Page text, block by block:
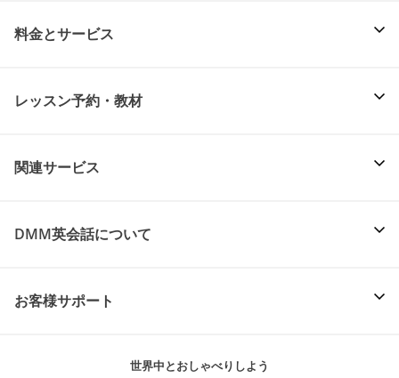
料金とサービス
レッスン予約・教材
関連サービス
DMM英会話について
お客様サポート
世界中とおしゃべりしよう